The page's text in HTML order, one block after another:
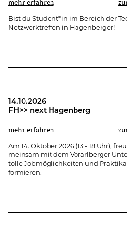
mehr er­fah­ren
Bist du Stu­dent*in im Be­reich der
Netz­werk­tref­fen in Ha­gen­ber­ger!
14.10.2026
FH>> next Ha­gen­berg
mehr er­fah­ren
Am 14. Ok­to­ber 2026 (13 - 18 Uhr),
mein­sam mit dem Vor­arl­ber­ger
tolle Job­mög­lich­kei­ten und
for­mie­ren.